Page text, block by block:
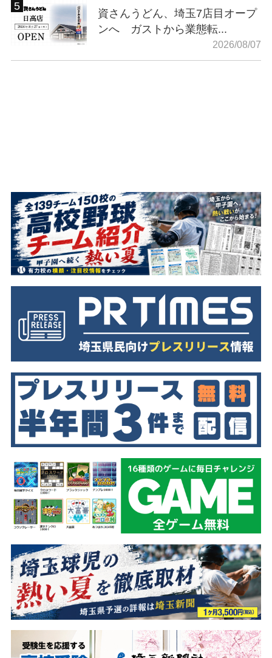
資さんうどん、埼玉7店目オープ
ンへ ガストから業態転...
2026/08/07